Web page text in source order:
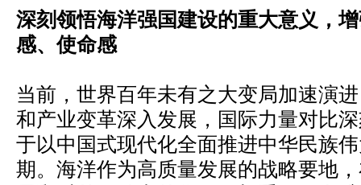
深刻领悟海洋强国建设的重大意义，
感、使命感
当前，世界百年未有之大变局加速演
和产业变革深入发展，国际力量对比
于以中国式现代化全面推进中华民族
期。海洋作为高质量发展的战略要地